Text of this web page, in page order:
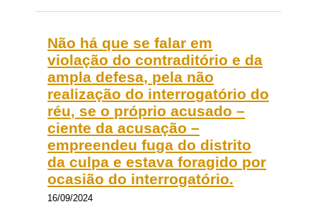
Não há que se falar em
violação do contraditório e da
ampla defesa, pela não
realização do interrogatório do
réu, se o próprio acusado –
ciente da acusação –
empreendeu fuga do distrito
da culpa e estava foragido por
ocasião do interrogatório.
16/09/2024